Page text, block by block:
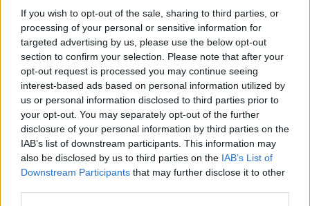
If you wish to opt-out of the sale, sharing to third parties, or
processing of your personal or sensitive information for
targeted advertising by us, please use the below opt-out
section to confirm your selection. Please note that after your
opt-out request is processed you may continue seeing
interest-based ads based on personal information utilized by
us or personal information disclosed to third parties prior to
your opt-out. You may separately opt-out of the further
disclosure of your personal information by third parties on the
IAB’s list of downstream participants. This information may
also be disclosed by us to third parties on the IAB’s List of
Downstream Participants that may further disclose it to other
EHT Portalegre cria curso de Gestão Hoteleira de Alojamento
em Alvito
A Escola de Hotelaria e Turismo de Portalegre (EHT Portalegre)
vai ministrar um novo...
5 Agosto, 2026 - 20:00